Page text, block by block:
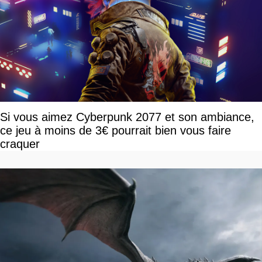
Si vous aimez Cyberpunk 2077 et son ambiance,
ce jeu à moins de 3€ pourrait bien vous faire
craquer